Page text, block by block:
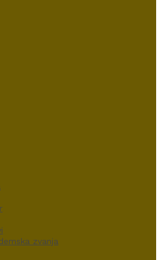
zvanja